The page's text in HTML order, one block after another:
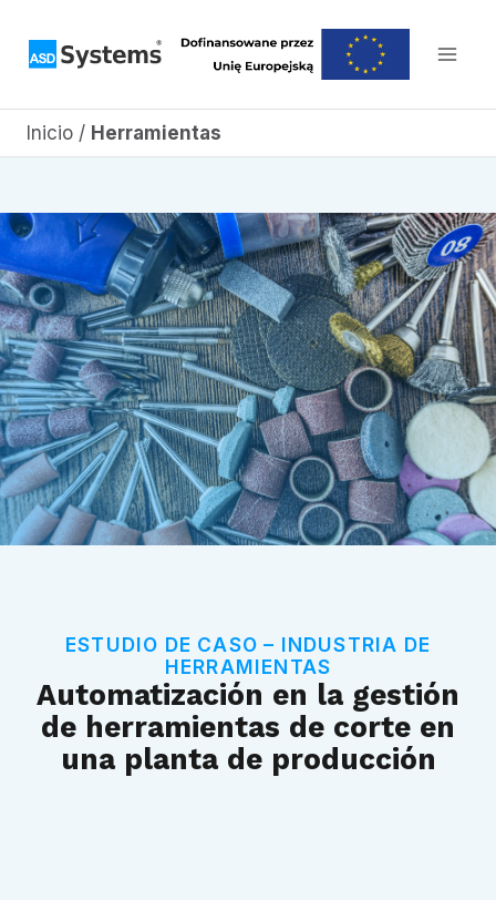
Inicio / Herramientas
ESTUDIO DE CASO – INDUSTRIA DE
HERRAMIENTAS
Automatización en la gestión
de herramientas de corte en
una planta de producción